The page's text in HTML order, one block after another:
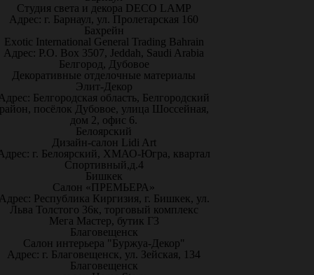
Студия света и декора DECO LAMP
Адрес: г. Барнаул, ул. Пролетарская 160
Бахрейн
Exotic International General Trading Bahrain
Адрес: P.O. Box 3507, Jeddah, Saudi Arabia
Белгород, Дубовое
Декоративные отделочные материалы
Элит-Декор
Белгородская область, Белгородский
посёлок Дубовое, улица Шоссейная,
дом 2, офис 6.
Белоярский
Дизайн-салон Lidi Art
г. Белоярский, ХМАО-Югра, квартал
Спортивный,д.4
Бишкек
Салон «ПРЕМЬЕРА»
Республика Киргизия, г. Бишкек, ул.
Льва Толстого 36к, торговый комплекс
Мега Мастер, бутик Г3
Благовещенск
Салон интерьера "Буржуа-Декор"
Адрес: г. Благовещенск, ул. Зейская, 134
Благовещенск